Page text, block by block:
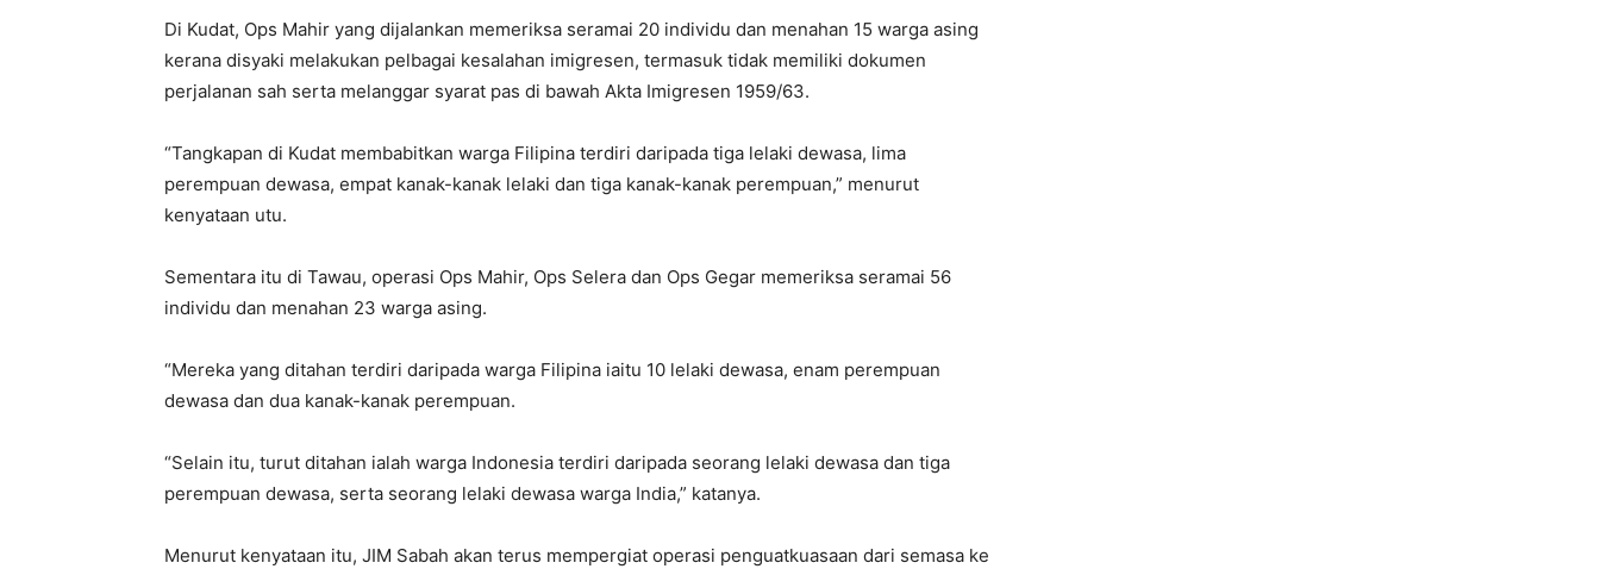
Di Kudat, Ops Mahir yang dijalankan memeriksa seramai 20 individu dan menahan 15 warga asing
kerana disyaki melakukan pelbagai kesalahan imigresen, termasuk tidak memiliki dokumen
perjalanan sah serta melanggar syarat pas di bawah Akta Imigresen 1959/63.
“Tangkapan di Kudat membabitkan warga Filipina terdiri daripada tiga lelaki dewasa, lima
perempuan dewasa, empat kanak-kanak lelaki dan tiga kanak-kanak perempuan,” menurut
kenyataan utu.
Sementara itu di Tawau, operasi Ops Mahir, Ops Selera dan Ops Gegar memeriksa seramai 56
individu dan menahan 23 warga asing.
“Mereka yang ditahan terdiri daripada warga Filipina iaitu 10 lelaki dewasa, enam perempuan
dewasa dan dua kanak-kanak perempuan.
“Selain itu, turut ditahan ialah warga Indonesia terdiri daripada seorang lelaki dewasa dan tiga
perempuan dewasa, serta seorang lelaki dewasa warga India,” katanya.
Menurut kenyataan itu, JIM Sabah akan terus mempergiat operasi penguatkuasaan dari semasa ke